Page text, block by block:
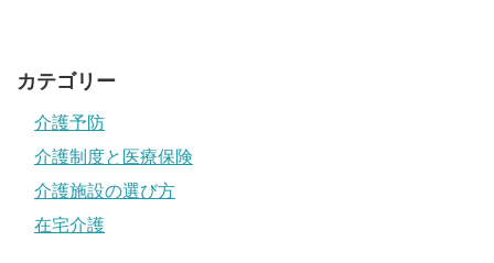
カテゴリー
介護予防
介護制度と医療保険
介護施設の選び方
在宅介護